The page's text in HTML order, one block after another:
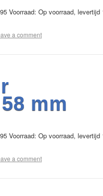
Voorraad: Op voorraad, levertijd
a comment
mm
Voorraad: Op voorraad, levertijd
a comment